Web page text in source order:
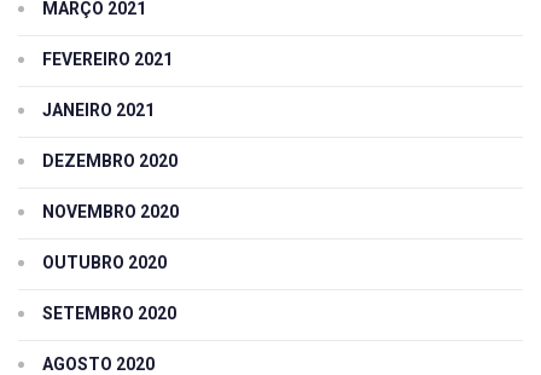
MARÇO 2021
FEVEREIRO 2021
JANEIRO 2021
DEZEMBRO 2020
NOVEMBRO 2020
OUTUBRO 2020
SETEMBRO 2020
AGOSTO 2020